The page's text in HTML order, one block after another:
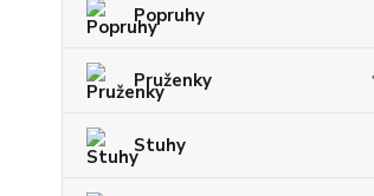
Popruhy
Pruženky
Stuhy